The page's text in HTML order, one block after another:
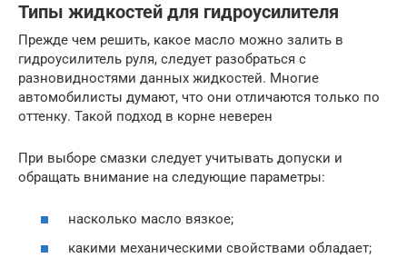
Типы жидкостей для гидроусилителя
Прежде чем решить, какое масло можно залить в
гидроусилитель руля, следует разобраться с
разновидностями данных жидкостей. Многие
автомобилисты думают, что они отличаются только по
оттенку. Такой подход в корне неверен
При выборе смазки следует учитывать допуски и
обращать внимание на следующие параметры:
насколько масло вязкое;
какими механическими свойствами обладает;